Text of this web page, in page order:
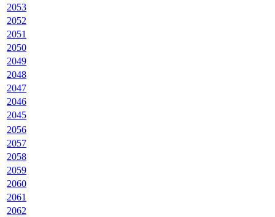
2053
2052
2051
2050
2049
2048
2047
2046
2045
2056
2057
2058
2059
2060
2061
2062